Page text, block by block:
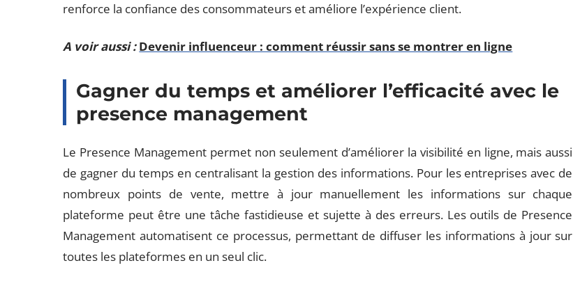
renforce la confiance des consommateurs et améliore l’expérience client.
A voir aussi : Devenir influenceur : comment réussir sans se montrer en ligne
Gagner du temps et améliorer l’efficacité avec le
presence management
Le Presence Management permet non seulement d’améliorer la visibilité en ligne, mais aussi
de gagner du temps en centralisant la gestion des informations. Pour les entreprises avec de
nombreux points de vente, mettre à jour manuellement les informations sur chaque
plateforme peut être une tâche fastidieuse et sujette à des erreurs. Les outils de Presence
Management automatisent ce processus, permettant de diffuser les informations à jour sur
toutes les plateformes en un seul clic.